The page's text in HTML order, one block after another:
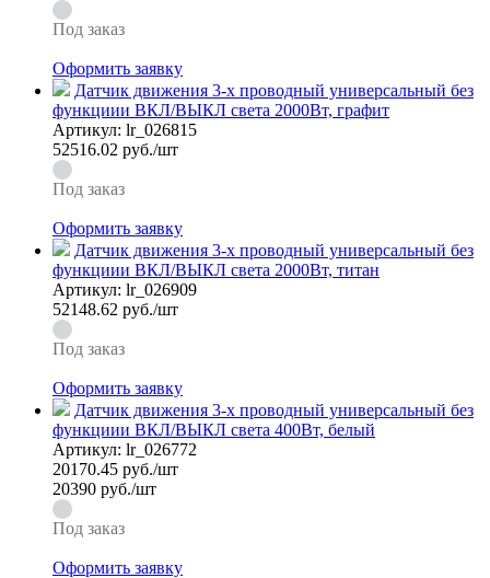
Под заказ
Оформить заявку
Датчик движения 3-х проводный универсальный без
функциии ВКЛ/ВЫКЛ света 2000Вт, графит
Артикул: lr_026815
52516.02 руб./шт
Под заказ
Оформить заявку
Датчик движения 3-х проводный универсальный без
функциии ВКЛ/ВЫКЛ света 2000Вт, титан
Артикул: lr_026909
52148.62 руб./шт
Под заказ
Оформить заявку
Датчик движения 3-х проводный универсальный без
функциии ВКЛ/ВЫКЛ света 400Вт, белый
Артикул: lr_026772
20170.45 руб./шт
20390 руб./шт
Под заказ
Оформить заявку